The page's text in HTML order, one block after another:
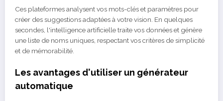
Ces plateformes analysent vos mots-clés et paramètres pour
créer des suggestions adaptées à votre vision. En quelques
secondes, l'intelligence artificielle traite vos données et génère
une liste de noms uniques, respectant vos critères de simplicité
et de mémorabilité.
Les avantages d'utiliser un générateur
automatique